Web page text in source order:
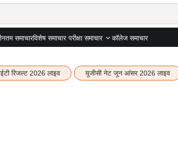
समाचारविशेष समाचार परीक्षा समाचार कॉलेज समाचार
रिजल्ट 2026 लाइव यूजीसी नेट जून आंसर 2026 लाइव